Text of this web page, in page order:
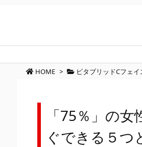
HOME > ビタブリッドCフェイ
「75％」の
ぐできる５つ